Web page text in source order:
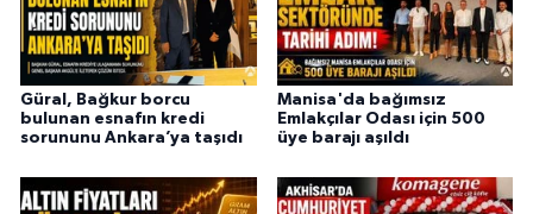
Güral, Bağkur borcu
bulunan esnafın kredi
sorununu Ankara’ya taşıdı
Manisa'da bağımsız
Emlakçılar Odası için 500
üye barajı aşıldı